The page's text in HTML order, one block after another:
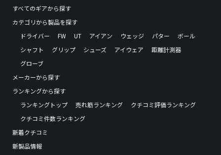
すべてのギアから探す
カテゴリから製品を探す
ドライバー
FW UT アイアン ウェッジ パター
ボール
シャフト
グリップ シューズ アイウェア
距離計測器
グローブ
メーカーから探す
ランキングから探す
ランキングトップ
売れ筋ランキング
クチコミ評価ランキング
クチコミ件数ランキング
新着クチコミ
新製品情報